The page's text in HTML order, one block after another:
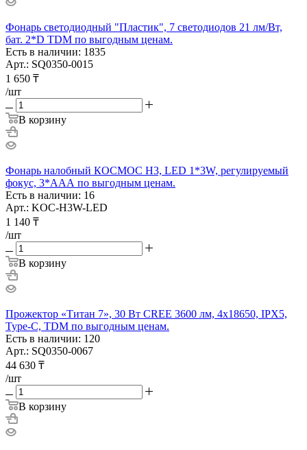
Фонарь светодиодный "Пластик", 7 светодиодов 21 лм/Вт,
бат. 2*D TDM по выгодным ценам.
Есть в наличии: 1835
Арт.: SQ0350-0015
1 650 ₸
/шт
В корзину
Фонарь налобный КОСМОС H3, LED 1*3W, регулируемый
фокус, 3*ААА по выгодным ценам.
Есть в наличии: 16
Арт.: KOC-H3W-LED
1 140 ₸
/шт
В корзину
Прожектор «Титан 7», 30 Вт CREE 3600 лм, 4х18650, IPX5,
Type-C, TDM по выгодным ценам.
Есть в наличии: 120
Арт.: SQ0350-0067
44 630 ₸
/шт
В корзину